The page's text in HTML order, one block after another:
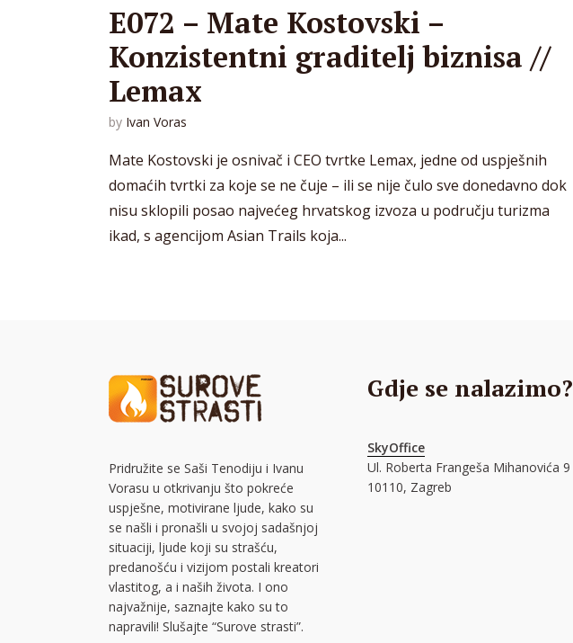
E072 – Mate Kostovski –
Konzistentni graditelj biznisa //
Lemax
by Ivan Voras
Mate Kostovski je osnivač i CEO tvrtke Lemax, jedne od uspješnih
domaćih tvrtki za koje se ne čuje – ili se nije čulo sve donedavno dok
nisu sklopili posao najvećeg hrvatskog izvoza u području turizma
ikad, s agencijom Asian Trails koja...
Pridružite se Saši Tenodiju i Ivanu
Vorasu u otkrivanju što pokreće
uspješne, motivirane ljude, kako su
se našli i pronašli u svojoj sadašnjoj
situaciji, ljude koji su strašću,
predanošću i vizijom postali kreatori
vlastitog, a i naših života. I ono
najvažnije, saznajte kako su to
napravili! Slušajte “Surove strasti”.
Gdje se nalazimo?
SkyOffice
Ul. Roberta Frangeša Mihanovića 9
10110, Zagreb